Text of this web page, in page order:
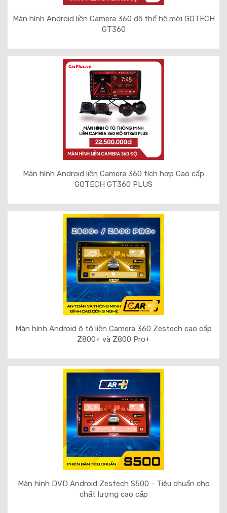
Màn hình Android liền Camera 360 độ thế hệ mới GOTECH
GT360
Màn hình Android liền Camera 360 tích hợp Cao cấp
GOTECH GT360 PLUS
Màn hình Android ô tô liền Camera 360 Zestech cao cấp
Z800+ và Z800 Pro+
Màn hình DVD Android Zestech S500 - Tiêu chuẩn cho
chất lượng cao cấp